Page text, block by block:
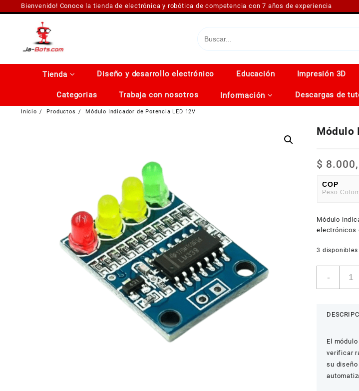
al
Bienvenido! Conoce la tienda de electrónica y robótica de competencia con 7 años de experiencia
Tienda Diseño y desarrollo electrónico Educación Impresión 3D
Categorias Trabaja con nosotros Información Descargas de
Inicio Productos Módulo Indicador de Potencia LED 12V
Módulo
$
COP
American
Módulo
electrónicos
3 disponibles
-
LED
El
verificar
su